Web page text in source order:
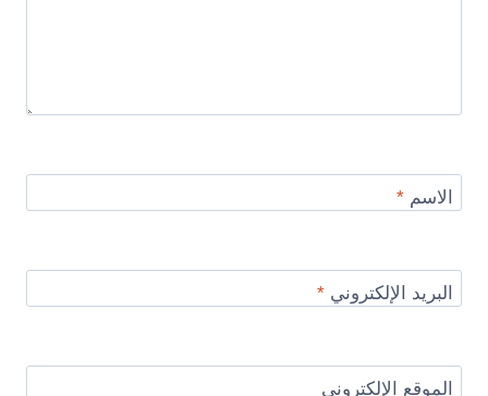
الاسم*
البريد الإلكتروني*
الموقع الإلكتروني